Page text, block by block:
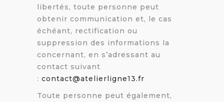
libertés, toute personne peut
obtenir communication et, le cas
échéant, rectification ou
suppression des informations la
concernant, en s’adressant au
contact suivant
: contact@atelierligne13.fr
Toute personne peut également,